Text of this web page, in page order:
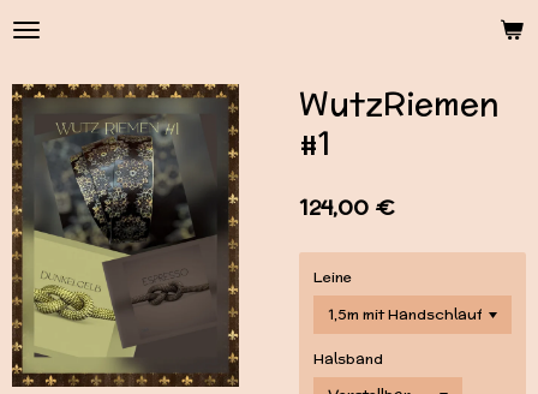
Zum
Hauptinhalt
WutzRiemen
#1
124,00 €
Leine
Halsband